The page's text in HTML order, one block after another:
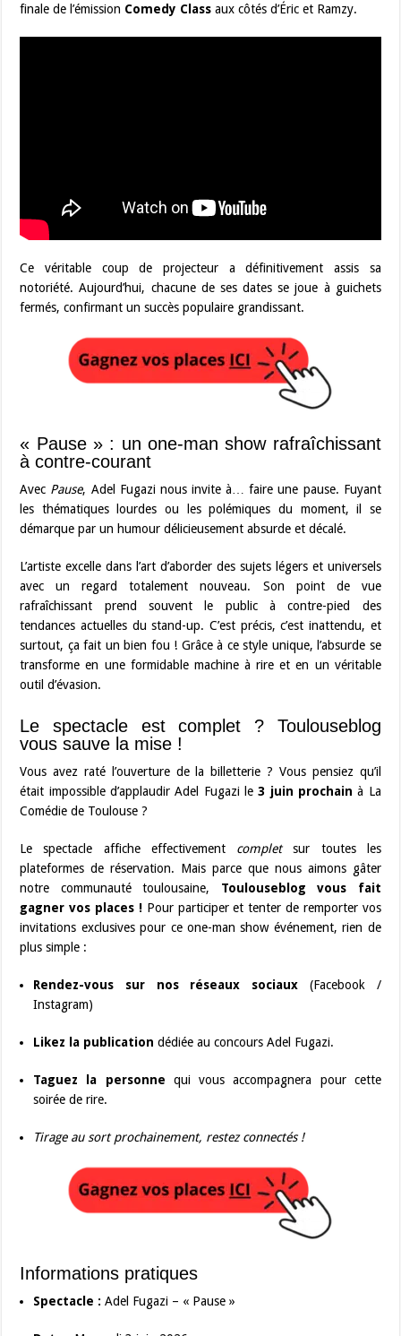
finale de l’émission Comedy Class aux côtés d’Éric et Ramzy.
Ce véritable coup de projecteur a définitivement assis sa
notoriété. Aujourd’hui, chacune de ses dates se joue à guichets
fermés, confirmant un succès populaire grandissant.
« Pause » : un one-man show rafraîchissant
à contre-courant
Avec Pause, Adel Fugazi nous invite à… faire une pause. Fuyant
les thématiques lourdes ou les polémiques du moment, il se
démarque par un humour délicieusement absurde et décalé.
L’artiste excelle dans l’art d’aborder des sujets légers et universels
avec un regard totalement nouveau. Son point de vue
rafraîchissant prend souvent le public à contre-pied des
tendances actuelles du stand-up. C’est précis, c’est inattendu, et
surtout, ça fait un bien fou ! Grâce à ce style unique, l’absurde se
transforme en une formidable machine à rire et en un véritable
outil d’évasion.
Le spectacle est complet ? Toulouseblog
vous sauve la mise !
Vous avez raté l’ouverture de la billetterie ? Vous pensiez qu’il
était impossible d’applaudir Adel Fugazi le3 juin prochain à La
Comédie de Toulouse ?
Le spectacle affiche effectivement completsur toutes les
plateformes de réservation. Mais parce que nous aimons gâter
notre communauté toulousaine, Toulouseblog vous fait
gagner vos places !Pour participer et tenter de remporter vos
invitations exclusives pour ce one-man show événement, rien de
plus simple :
Rendez-vous sur nos réseaux sociaux (Facebook /
Instagram)
Likez la publication dédiée au concours Adel Fugazi.
Taguez la personne qui vous accompagnera pour cette
soirée de rire.
Tirage au sort prochainement, restez connectés !
Informations pratiques
Spectacle : Adel Fugazi – « Pause »